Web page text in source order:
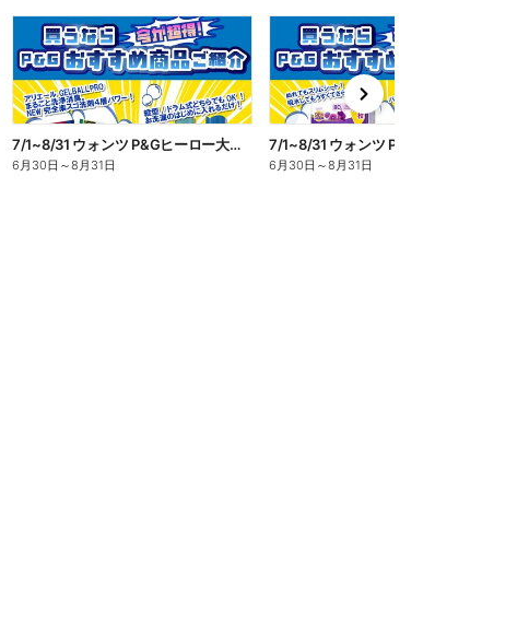
7/1~8/31 ウォンツ P&Gヒーロー大集合キャンペーン企画ー2
6月30日 ～8月31日 6月30日 ～8月31日
n
e
x
t